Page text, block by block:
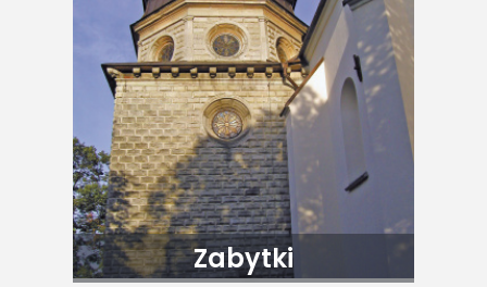
Zabytki